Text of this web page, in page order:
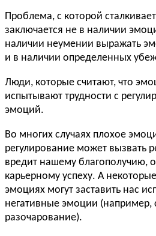
Проблема, с которой
заключается не в наличии
наличии неумении выражать
и в наличии определенных
Люди, которые считают, что
испытывают трудности с
эмоций.
Во многих случаях плохое
регулирование может вызвать
вредит нашему благополучию,
карьерному успеху. А
эмоциях могут заставить нас
негативные эмоции (например,
разочарование).